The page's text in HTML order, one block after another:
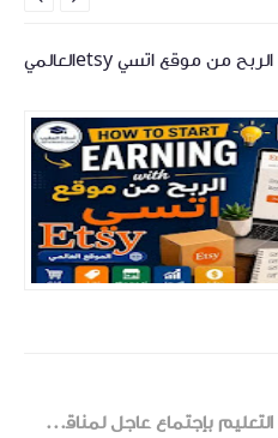
نائب برلماني يُطالب لجنة التعليم بإجتماع عاجل لمناقشة كيفاش يتوزعو المنح الجامعية فعمالات وأقاليم المغربنائب برلماني يُطالب لجنة التعليم بإجتماع عاجل لمناقشة كيفاش يتوزعو المنح الجامعية فعمالات وأقاليم المغرب